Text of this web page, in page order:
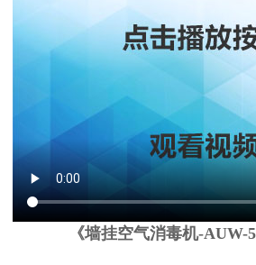
《墙挂空气消毒机-AUW-